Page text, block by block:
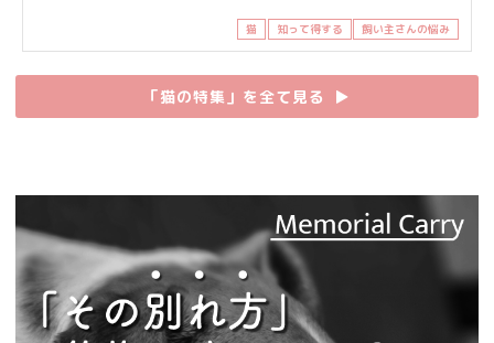
猫 知って得する 飼い主さんの悩み
「猫の特集」を全て見る ▶︎